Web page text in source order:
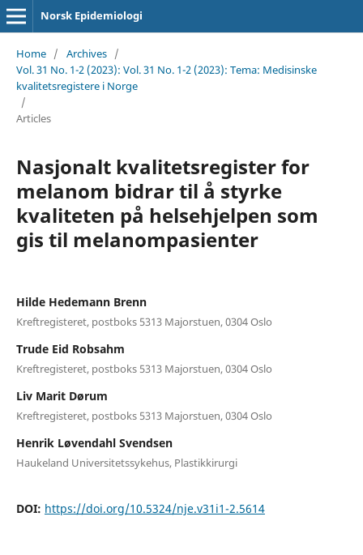
Norsk Epidemiologi
Home / Archives /
Vol. 31 No. 1-2 (2023): Vol. 31 No. 1-2 (2023): Tema: Medisinske
kvalitetsregistere i Norge
/
Articles
Nasjonalt kvalitetsregister for
melanom bidrar til å styrke
kvaliteten på helsehjelpen som
gis til melanompasienter
Hilde Hedemann Brenn
Kreftregisteret, postboks 5313 Majorstuen, 0304 Oslo
Trude Eid Robsahm
Kreftregisteret, postboks 5313 Majorstuen, 0304 Oslo
Liv Marit Dørum
Kreftregisteret, postboks 5313 Majorstuen, 0304 Oslo
Henrik Løvendahl Svendsen
Haukeland Universitetssykehus, Plastikkirurgi
DOI: https://doi.org/10.5324/nje.v31i1-2.5614